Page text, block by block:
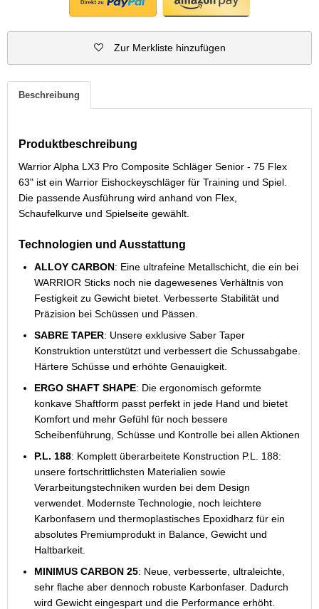
Zur Merkliste hinzufügen
Beschreibung
Produktbeschreibung
Warrior Alpha LX3 Pro Composite Schläger Senior - 75 Flex
63" ist ein Warrior Eishockeyschläger für Training und Spiel.
Die passende Ausführung wird anhand von Flex,
Schaufelkurve und Spielseite gewählt.
Technologien und Ausstattung
ALLOY CARBON: Eine ultrafeine Metallschicht, die ein bei
WARRIOR Sticks noch nie dagewesenes Verhältnis von
Festigkeit zu Gewicht bietet. Verbesserte Stabilität und
Präzision bei Schüssen und Pässen.
SABRE TAPER: Unsere exklusive Saber Taper
Konstruktion unterstützt und verbessert die Schussabgabe.
Härtere Schüsse und erhöhte Genauigkeit.
ERGO SHAFT SHAPE: Die ergonomisch geformte
konkave Shaftform passt perfekt in jede Hand und bietet
Komfort und mehr Gefühl für noch bessere
Scheibenführung, Schüsse und Kontrolle bei allen Aktionen
P.L. 188: Komplett überarbeitete Konstruction P.L. 188:
unsere fortschrittlichsten Materialien sowie
Verarbeitungstechniken wurden bei dem Design
verwendet. Modernste Technologie, noch leichtere
Karbonfasern und thermoplastisches Epoxidharz für ein
absolutes Premiumprodukt in Balance, Gewicht und
Haltbarkeit.
MINIMUS CARBON 25: Neue, verbesserte, ultraleichte,
sehr flache aber dennoch robuste Karbonfaser. Dadurch
wird Gewicht eingespart und die Performance erhöht.